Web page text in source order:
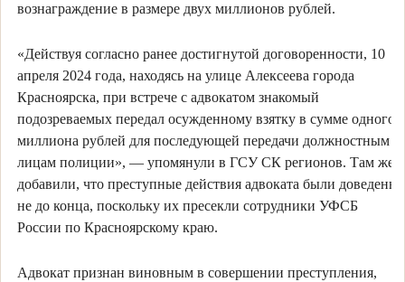
вознаграждение в размере двух миллионов рублей.
«Действуя согласно ранее достигнутой договоренности, 10
апреля 2024 года, находясь на улице Алексеева города
Красноярска, при встрече с адвокатом знакомый
подозреваемых передал осужденному взятку в сумме одного
миллиона рублей для последующей передачи должностным
лицам полиции», — упомянули в ГСУ СК регионов. Там же
добавили, что преступные действия адвоката были доведены
не до конца, поскольку их пресекли сотрудники УФСБ
России по Красноярскому краю.
Адвокат признан виновным в совершении преступления,